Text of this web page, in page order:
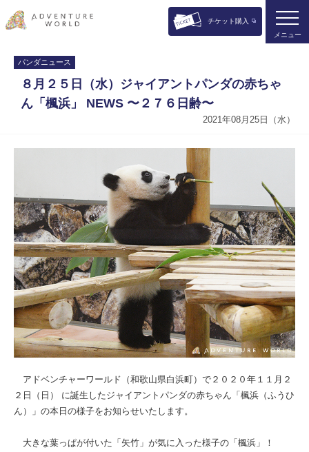
チケット購入
メニュー
パンダニュース
８月２５日（水）ジャイアントパンダの赤ちゃ
ん「楓浜」 NEWS 〜２７６日齢〜
2021年08月25日（水）
アドベンチャーワールド（和歌山県白浜町）で２０２０年１１月２
２日（日） に誕生したジャイアントパンダの赤ちゃん「楓浜（ふうひ
ん）」の本日の様子をお知らせいたします。
大きな葉っぱが付いた「矢竹」が気に入った様子の「楓浜」！